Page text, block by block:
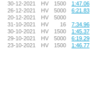
30-12-2021
HV 1500 1:47.06
26-12-2021
HV 5000 6:21.83
20-12-2021
HV 5000
31-10-2021
HV 16 7:34.96
30-10-2021
HV 1500 1:45.37
29-10-2021
HV 5000 6:19.29
23-10-2021
HV 1500 1:46.77